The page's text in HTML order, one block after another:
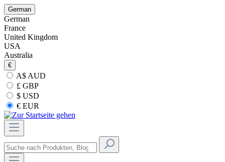
German
German
France
United Kingdom
USA
Australia
€
A$ AUD
£ GBP
$ USD
€ EUR